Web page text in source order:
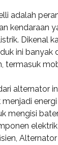
adalah
kendaraan
Dikenal
ini banyak
termasuk
alternator
mengisi